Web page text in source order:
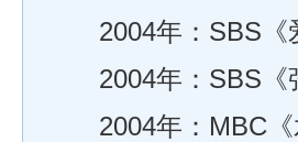
2004年：SBS《
2004年：SBS《
2004年：MBC《